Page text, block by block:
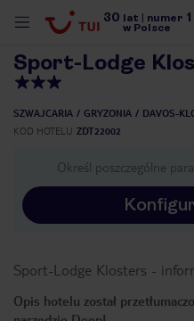
30 lat numer 1
w Polsce
Sport-Lodge
SZWAJCARIA GRYZONIA DAVOS-
KOD HOTELU ZDT22002
Określ poszczególne
Sport-Lodge Klosters -
Opis hotelu został